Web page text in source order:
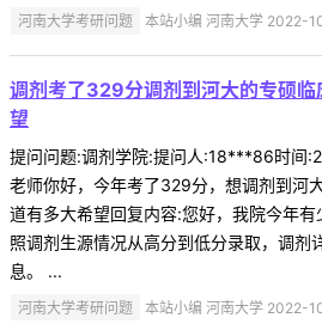
河南大学考研问题 本站小编 河南大学 2022-
调剂考了329分调剂到河大的专硕
望
提问问题:调剂学院:提问人:18***86时间
老师你好，今年考了329分，想调剂到河
道有多大希望回复内容:您好，我院今年
照调剂生源情况从高分到低分录取，调剂
息。 ...
河南大学考研问题 本站小编 河南大学 2022-